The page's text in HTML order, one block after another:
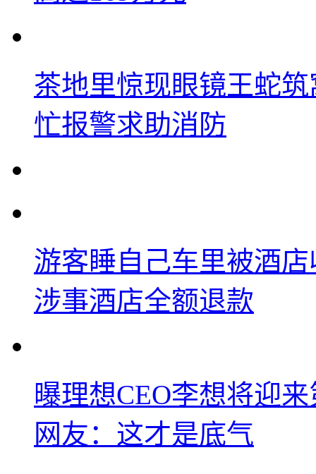
茶地里惊现眼镜王蛇
忙报警求助消防
游客睡自己车里被酒
涉事酒店全额退款
曝理想CEO李想将迎
网友：这才是底气